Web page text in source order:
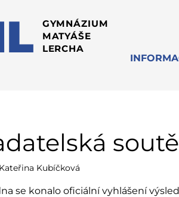
GYMNÁZIUM
MATYÁŠE
LERCHA
Kubíčková
se konalo oficiální vyhlášení